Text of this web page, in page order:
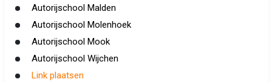
Autorijschool Malden
Autorijschool Molenhoek
Autorijschool Mook
Autorijschool Wijchen
Link plaatsen